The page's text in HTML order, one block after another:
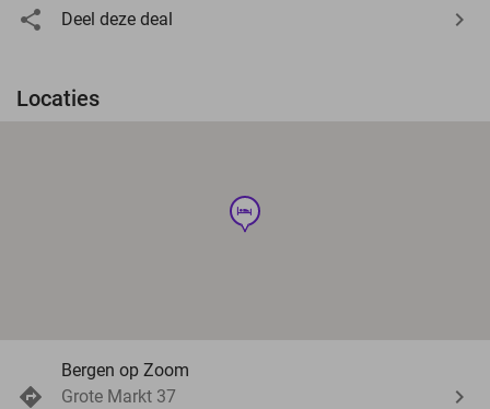
Deel deze deal
Locaties
hotel
Bergen op Zoom
Grote Markt 37